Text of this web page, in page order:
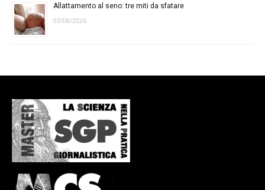
Allattamento al seno: tre miti da sfatare
03/08/2026